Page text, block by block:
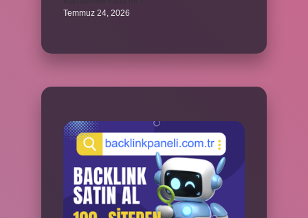
Temmuz 24, 2026